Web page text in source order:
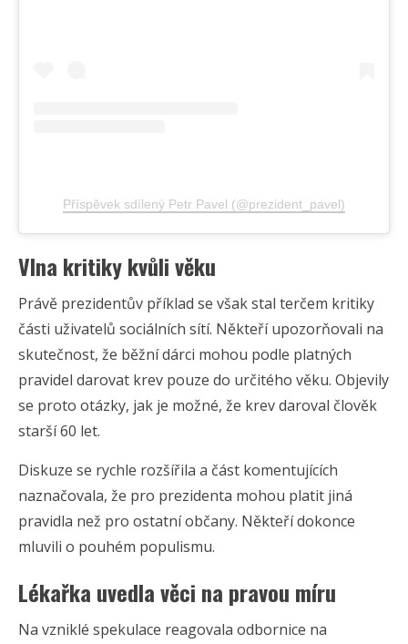
Příspěvek sdílený Petr Pavel (@prezident_pavel)
Vlna kritiky kvůli věku
Právě prezidentův příklad se však stal terčem kritiky
části uživatelů sociálních sítí. Někteří upozorňovali na
skutečnost, že běžní dárci mohou podle platných
pravidel darovat krev pouze do určitého věku. Objevily
se proto otázky, jak je možné, že krev daroval člověk
starší 60 let.
Diskuze se rychle rozšířila a část komentujících
naznačovala, že pro prezidenta mohou platit jiná
pravidla než pro ostatní občany. Někteří dokonce
mluvili o pouhém populismu.
Lékařka uvedla věci na pravou míru
Na vzniklé spekulace reagovala odbornice na